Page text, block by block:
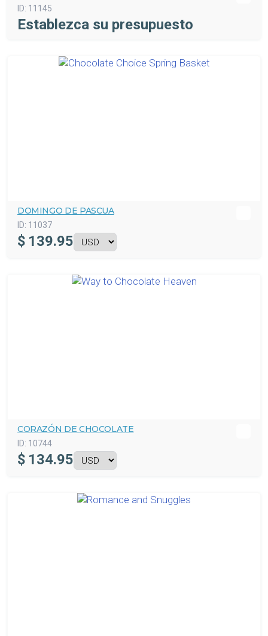
ID: 11145
Establezca su presupuesto
DOMINGO DE PASCUA
ID: 11037
$ 139.95
CORAZÓN DE CHOCOLATE
ID: 10744
$ 134.95